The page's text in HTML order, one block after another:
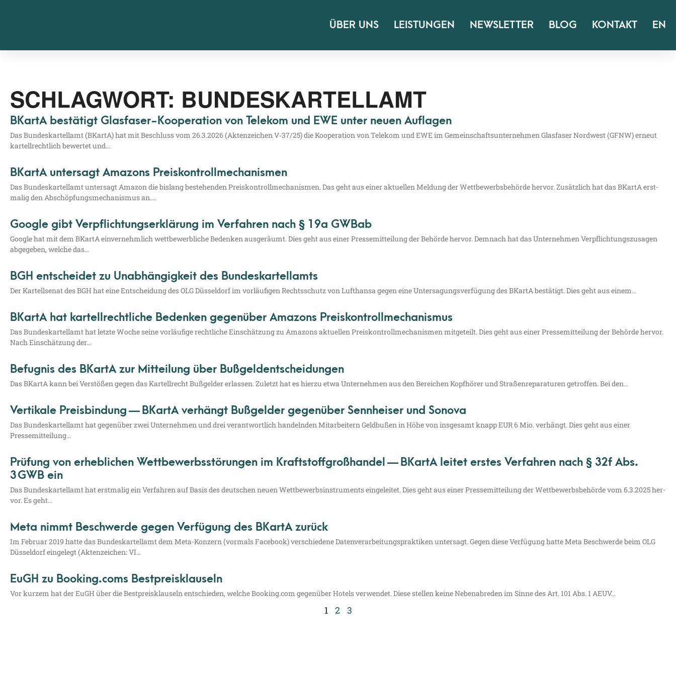
ÜBER UNS LEISTUNGEN NEWSLETTER BLOG KONTAKT EN
SCHLAGWORT: BUNDESKARTELLAMT
BKartA bestätigt Glasfaser-Kooperation von Telekom und EWE unter neuen Auflagen
Das Bun­des­kar­tell­amt (BKar­tA) hat mit Beschluss vom 26.3.2026 (Akten­zei­chen V‑37/25) die Koope­ra­ti­on von Tele­kom und EWE im Gemein­schafts­un­ter­neh­men Glas­fa­ser Nord­west (GFNW) erneut
kar­tell­recht­lich bewer­tet und…
BKartA untersagt Amazons Preiskontrollmechanismen
Das Bun­des­kar­tell­amt unter­sagt Ama­zon die bis­lang bestehen­den Preis­kon­troll­me­cha­nis­men. Das geht aus einer aktu­el­len Mel­dung der Wett­be­werbs­be­hör­de her­vor. Zusätz­lich hat das BKar­tA erst­
ma­lig den Abschöp­fungs­me­cha­nis­mus an.…
Google gibt Verpflichtungserklärung im Verfahren nach § 19a GWB ab
Goog­le hat mit dem BKar­tA ein­ver­nehm­lich wett­be­werb­li­che Beden­ken aus­ge­räumt. Dies geht aus einer Pres­se­mit­tei­lung der Behör­de her­vor. Dem­nach hat das Unter­neh­men Ver­pflich­tungs­zu­sa­gen
abge­ge­ben, wel­che das…
BGH entscheidet zu Unabhängigkeit des Bundeskartellamts
Der Kar­tell­se­nat des BGH hat eine Ent­schei­dung des OLG Düs­sel­dorf im vor­läu­fi­gen Rechts­schutz von Luft­han­sa gegen eine Unter­sa­gungs­ver­fü­gung des BKar­tA bestä­tigt. Dies geht aus einem…
BKartA hat kartellrechtliche Bedenken gegenüber Amazons Preiskontrollmechanismus
Das Bun­des­kar­tell­amt hat letz­te Woche sei­ne vor­läu­fi­ge recht­li­che Ein­schät­zung zu Ama­zons aktu­el­len Preis­kon­troll­me­cha­nis­men mit­ge­teilt. Dies geht aus einer Pres­se­mit­tei­lung der Behör­de her­vor.
Nach Ein­schät­zung der…
Befugnis des BKartA zur Mitteilung über Bußgeldentscheidungen
Das BKar­tA kann bei Ver­stö­ßen gegen das Kar­tell­recht Buß­gel­der erlas­sen. Zuletzt hat es hier­zu etwa Unter­neh­men aus den Berei­chen Kopf­hö­rer und Stra­ßen­re­pa­ra­tu­ren getrof­fen. Bei den…
Vertikale Preisbindung — BKartA verhängt Bußgelder gegenüber Sennheiser und Sonova
Das Bun­des­kar­tell­amt hat gegen­über zwei Unter­neh­men und drei ver­ant­wort­lich han­deln­den Mit­ar­bei­tern Geld­bu­ßen in Höhe von ins­ge­samt knapp EUR 6 Mio. ver­hängt. Dies geht aus einer
Pressemitteilung…
Prüfung von erheblichen Wettbewerbsstörungen im Kraftstoffgroßhandel — BKartA leitet erstes Verfahren nach § 32f Abs.
3 GWB ein
Das Bun­des­kar­tell­amt hat erst­ma­lig ein Ver­fah­ren auf Basis des deut­schen neu­en Wett­be­werbs­in­stru­ments ein­ge­lei­tet. Dies geht aus einer Pres­se­mit­tei­lung der Wett­be­werbs­be­hör­de vom 6.3.2025 her­
vor. Es geht…
Meta nimmt Beschwerde gegen Verfügung des BKartA zurück
Im Febru­ar 2019 hat­te das Bun­des­kar­tell­amt dem Meta-Kon­­­zern (vor­mals Face­book) ver­schie­de­ne Daten­ver­ar­bei­tungs­prak­ti­ken unter­sagt. Gegen die­se Ver­fü­gung hat­te Meta Beschwer­de beim OLG
Düs­sel­dorf ein­ge­legt (Akten­zei­chen: VI…
EuGH zu Booking.coms Bestpreisklauseln
Vor kur­zem hat der EuGH über die Best­preis­klau­seln ent­schie­den, wel­che Boo​king​.com gegen­über Hotels ver­wen­det. Die­se stel­len kei­ne Neben­ab­re­den im Sin­ne des Art. 101 Abs. 1 AEUV…
1 2 3